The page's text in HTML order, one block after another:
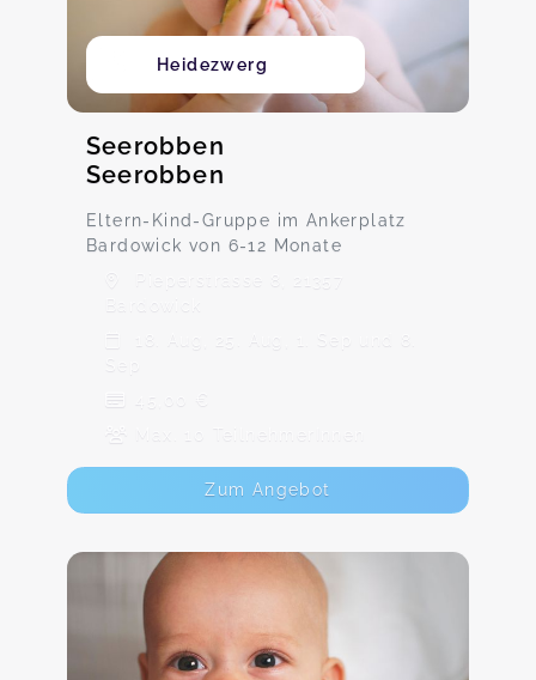
Heidezwerg
Seerobben
Seerobben
Eltern-Kind-Gruppe im Ankerplatz
Bardowick von 6-12 Monate
Pieperstrasse 8, 21357
18. Aug, 25. Aug, 1. Sep und 8.
Sep
45,00 €
Max. 10 TeilnehmerInnen
Zum Angebot